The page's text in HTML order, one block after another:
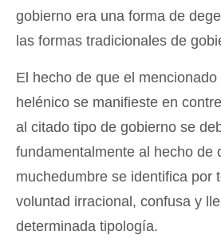
gobierno era una forma de
las formas tradicionales de
El hecho de que el
helénico se manifieste en
al citado tipo de gobierno se
fundamentalmente al hecho de
muchedumbre se identifica por
voluntad irracional, confusa y
determinada tipología.